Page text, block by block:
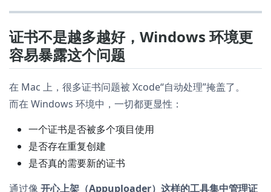
证书不是越多越好，Windows 环境更
容易暴露这个问题
在 Mac 上，很多证书问题被 Xcode“自动处理”掩盖了。
而在 Windows 环境中，一切都更显性：
一个证书是否被多个项目使用
是否存在重复创建
是否真的需要新的证书
通过像 开心上架（Appuploader）这样的工具集中管理证